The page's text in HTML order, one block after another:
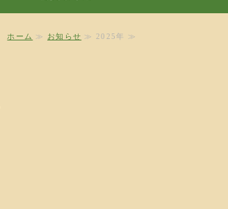
ホーム ≫ お知らせ ≫ 2025年 ≫